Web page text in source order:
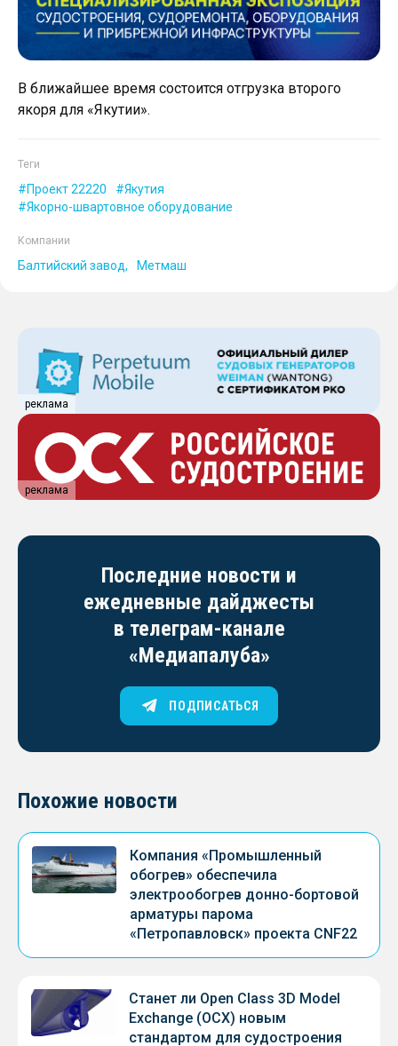
В ближайшее время состоится отгрузка второго
якоря для «Якутии».
Теги
Проект 22220
Якутия
Якорно-швартовное оборудование
Компании
Балтийский завод Метмаш
реклама
реклама
Последние новости и
ежедневные дайджесты
в телеграм-канале
«Медиапалуба»
ПОДПИСАТЬСЯ
Похожие новости
Компания «Промышленный
обогрев» обеспечила
электрообогрев донно-бортовой
арматуры парома
«Петропавловск» проекта CNF22
Станет ли Open Class 3D Model
Exchange (OCX) новым
стандартом для судостроения